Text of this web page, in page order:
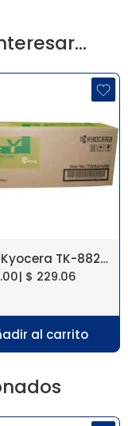
Toner Kyocera TK-882Y Yellow FS-C8500DN
| $ 229.06
al carrito